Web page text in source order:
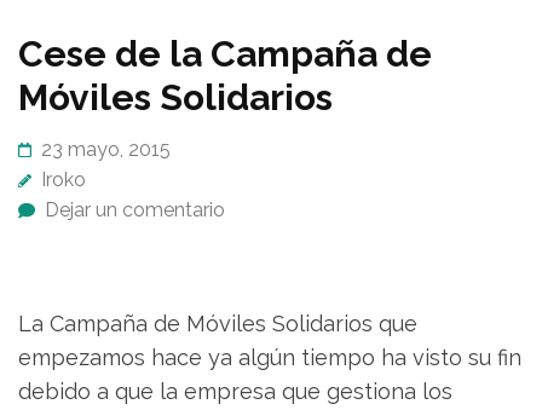
Cese de la Campaña de
Móviles Solidarios
23 mayo, 2015
Iroko
Dejar un comentario
La Campaña de Móviles Solidarios que
empezamos hace ya algún tiempo ha visto su fin
debido a que la empresa que gestiona los